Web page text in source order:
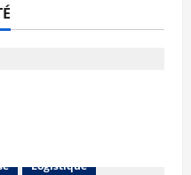
L'avis des courtiers
Logistique